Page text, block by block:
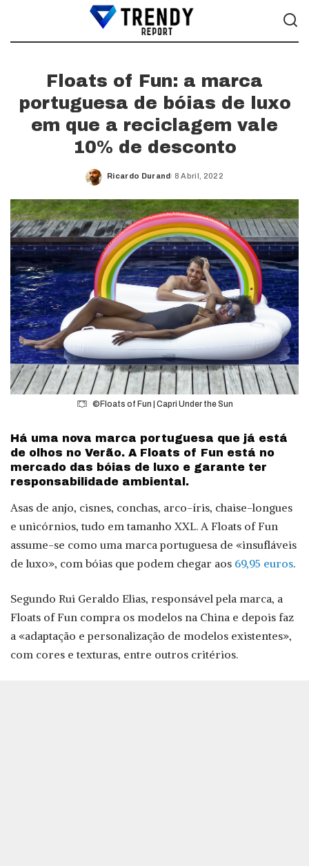
Floats of Fun: a marca
portuguesa de bóias de luxo
em que a reciclagem vale
10% de desconto
Posted
Ricardo Durand 8 Abril, 2022
©Floats of Fun | Capri Under the Sun
Há uma nova marca portuguesa que já está
de olhos no Verão. A Floats of Fun está no
mercado das bóias de luxo e garante ter
responsabilidade ambiental.
Asas de anjo, cisnes, conchas, arco-íris, chaise-longues
e unicórnios, tudo em tamanho XXL. A Floats of Fun
assume-se como uma marca portuguesa de «insufláveis
de luxo», com bóias que podem chegar aos 69,95 euros.
Segundo Rui Geraldo Elias, responsável pela marca, a
Floats of Fun compra os modelos na China e depois faz
a «adaptação e personalização de modelos existentes»,
com cores e texturas, entre outros critérios.